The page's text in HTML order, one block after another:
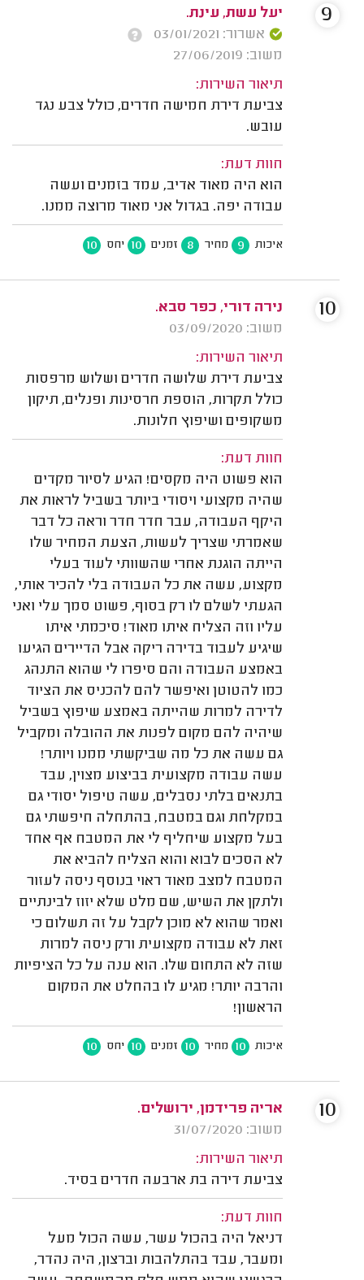
יעל עשת, עינת.
אשרור: 03/01/2021
משוב: 27/06/2019
תיאור השירות:
צביעת דירת חמישה חדרים, כולל צבע נגד
עובש.
חוות דעת:
הוא היה מאוד אדיב, עמד בזמנים ועשה
עבודה יפה. בגדול אני מאוד מרוצה ממנו.
איכות 9 מחיר 8 זמנים 10 יחס 10
9
נירה דורי, כפר סבא.
משוב: 03/09/2020
תיאור השירות:
צביעת דירת שלושה חדרים ושלוש מרפסות
כולל תקרות, הוספת חרסינות ופנלים, תיקון
משקופים ושיפוץ חלונות.
חוות דעת:
הוא פשוט היה מקסים! הגיע לסיור מקדים
שהיה מקצועי ויסודי ביותר בשביל לראות את
היקף העבודה, עבר חדר חדר וראה כל דבר
שאמרתי שצריך לעשות, הצעת המחיר שלו
הייתה הוגנת אחרי שהשוותי לעוד בעלי
מקצוע, עשה את כל העבודה בלי להכיר אותי,
הגעתי לשלם לו רק בסוף, פשוט סמך עלי ואני
עליו וזה הצליח איתו מאוד! סיכמתי איתו
שיגיע לעבוד בדירה ריקה אבל הדיירים הגיעו
באמצע העבודה והם סיפרו לי שהוא התנהג
כמו להטוטן ואיפשר להם להכניס את הציוד
לדירה למרות שהייתה באמצע שיפוץ בשביל
שיהיה להם מקום לפנות את ההובלה ומקביל
גם עשה את כל מה שביקשתי ממנו ויותר!
עשה עבודה מקצועית בביצוע מצוין, עבד
בתנאים בלתי נסבלים, עשה טיפול יסודי גם
במקלחת וגם במטבח, בהתחלה חיפשתי גם
בעל מקצוע שיחליף לי את המטבח אף אחד
לא הסכים לבוא והוא הצליח להביא את
המטבח למצב מאוד ראוי בנוסף ניסה לעזור
ולתקן את השיש, שם מלט שלא יזוז לבינתיים
ואמר שהוא לא מוכן לקבל על זה תשלום כי
זאת לא עבודה מקצועית ורק ניסה למרות
שזה לא התחום שלו. הוא ענה על כל הציפיות
והרבה יותר! מגיע לו בהחלט את המקום
הראשון!
איכות 10 מחיר 10 זמנים 10 יחס 10
10
אריה פרידמן, ירושלים.
משוב: 31/07/2020
תיאור השירות:
צביעת דירה בת ארבעה חדרים בסיד.
חוות דעת:
דניאל היה בהכול עשר, עשה הכול מעל
ומעבר, עבד בהתלהבות וברצון, היה נהדר,
10